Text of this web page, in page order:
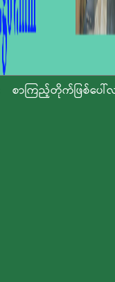
စာကြည့်တိုက်ဖြစ်ပေါ်